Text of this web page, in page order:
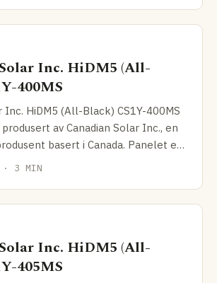
Inc. HiDM5 (All-
400MS
Inc. HiDM5 (All-Black) CS1Y-400MS
av Canadian Solar Inc., en
basert i Canada. Panelet er
3 MIN
Inc. HiDM5 (All-
405MS